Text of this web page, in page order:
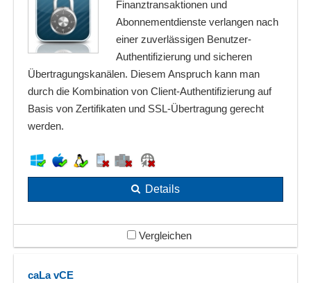
Finanztransaktionen und
Abonnementdienste verlangen nach
einer zuverlässigen Benutzer-
Authentifizierung und sicheren
Übertragungskanälen. Diesem Anspruch kann man
durch die Kombination von Client-Authentifizierung auf
Basis von Zertifikaten und SSL-Übertragung gerecht
werden.
Details
Vergleichen
caLa vCE